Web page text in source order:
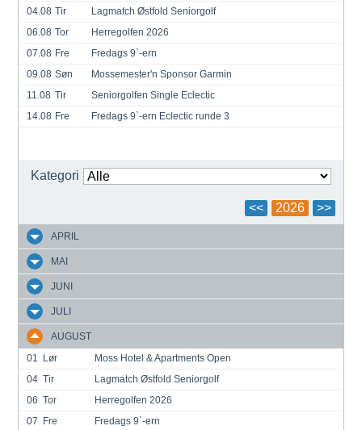
04.08 Tir
Lagmatch Østfold Seniorgolf
06.08 Tor
Herregolfen 2026
07.08 Fre
Fredags 9`-ern
09.08 Søn
Mossemester'n Sponsor Garmin
11.08 Tir
Seniorgolfen Single Eclectic
14.08 Fre Fredags 9`-ern Eclectic runde 3
Kategori
<< 2026 >>
APRIL
MAI
JUNI
JULI
AUGUST
01
Lør
Moss Hotel & Apartments Open
04 Tir
Lagmatch Østfold Seniorgolf
06 Tor
Herregolfen 2026
07
Fre
Fredags 9`-ern